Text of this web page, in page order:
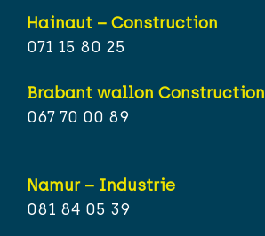
Hainaut – Construction
071 15 80 25
Brabant wallon Construction
067 70 00 89
Namur – Industrie
081 84 05 39